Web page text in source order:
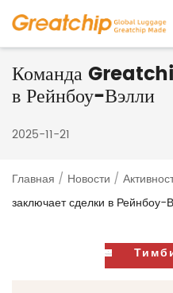
Команда
в Рейнбоу-Вэлли
2025-11-21
Главная / Новости /
заключает сделки в Рейнбоу-